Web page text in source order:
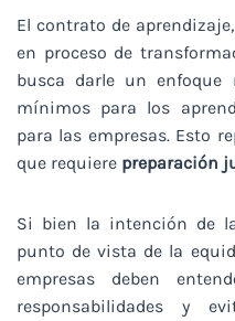
El contrato de
en proceso de
busca darle un enfoque
mínimos para los
para las empresas. Esto
que requiere preparación
Si bien la intención de
punto de vista de la
empresas deben
responsabilidades y